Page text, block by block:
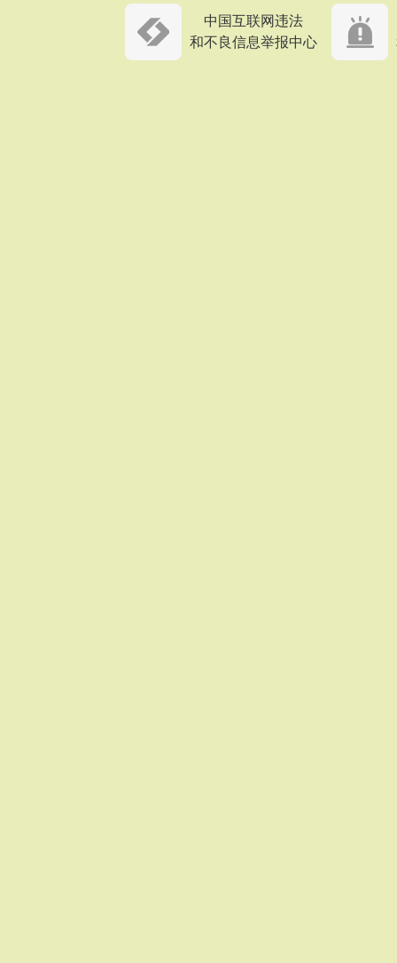
中国互联网违法
和不良信息举报中心